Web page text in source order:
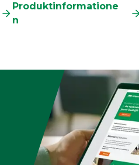
Produktinformatione
n